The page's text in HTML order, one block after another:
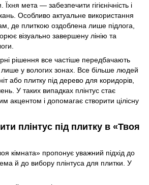
мета — забезпечити гігієнічність і
Особливо актуальне використання
де плиткою оздоблена лише підлога,
візуально завершену лінію та
рішення все частіше передбачають
у вологих зонах. Все більше людей
або плитку під дерево для коридорів,
У таких випадках плінтус стає
акцентом і допомагає створити цілісну
плінтус під плитку в «Твоя
кімната» пропонує уважний підхід до
й до вибору плінтуса для плитки. У